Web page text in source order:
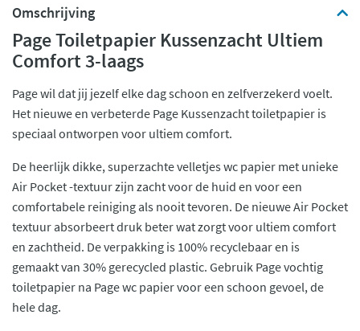
Omschrijving
Page Toiletpapier Kussenzacht Ultiem
Comfort 3-laags
Page wil dat jij jezelf elke dag schoon en zelfverzekerd voelt.
Het nieuwe en verbeterde Page Kussenzacht toiletpapier is
speciaal ontworpen voor ultiem comfort.
De heerlijk dikke, superzachte velletjes wc papier met unieke
Air Pocket -textuur zijn zacht voor de huid en voor een
comfortabele reiniging als nooit tevoren. De nieuwe Air Pocket
textuur absorbeert druk beter wat zorgt voor ultiem comfort
en zachtheid. De verpakking is 100% recyclebaar en is
gemaakt van 30% gerecycled plastic. Gebruik Page vochtig
toiletpapier na Page wc papier voor een schoon gevoel, de
hele dag.